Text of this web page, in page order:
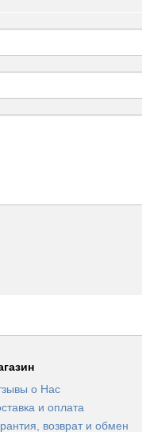
о Нас
и оплата
возврат и обмен